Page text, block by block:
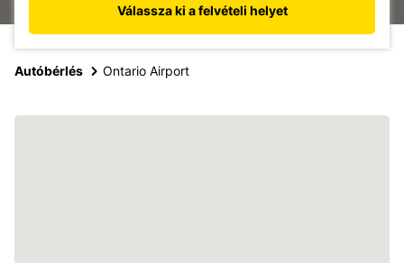
Válassza ki a felvételi helyet
Autóbérlés Ontario Airport